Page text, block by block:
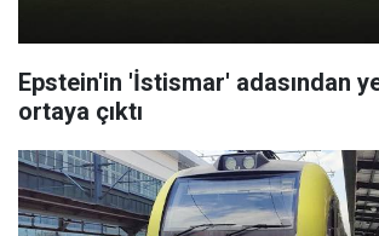
Epstein'in 'İstismar' adasından
ortaya çıktı